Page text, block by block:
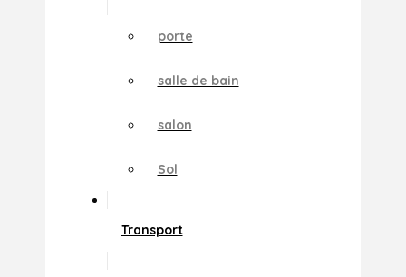
porte
salle de bain
salon
Sol
Transport